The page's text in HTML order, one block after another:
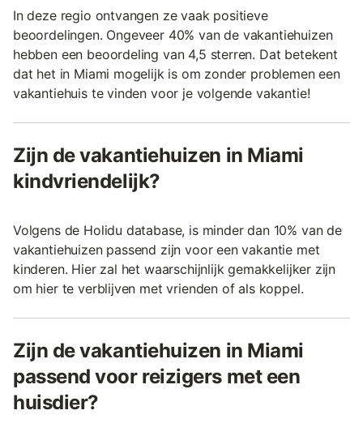
In deze regio ontvangen ze vaak positieve
beoordelingen. Ongeveer 40% van de vakantiehuizen
hebben een beoordeling van 4,5 sterren. Dat betekent
dat het in Miami mogelijk is om zonder problemen een
vakantiehuis te vinden voor je volgende vakantie!
Zijn de vakantiehuizen in Miami
kindvriendelijk?
Volgens de Holidu database, is minder dan 10% van de
vakantiehuizen passend zijn voor een vakantie met
kinderen. Hier zal het waarschijnlijk gemakkelijker zijn
om hier te verblijven met vrienden of als koppel.
Zijn de vakantiehuizen in Miami
passend voor reizigers met een
huisdier?